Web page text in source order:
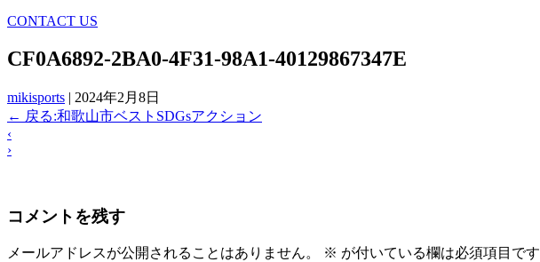
CONTACT US
CF0A6892-2BA0-4F31-98A1-40129867347E
mikisports | 2024年2月8日
← 戻る:和歌山市ベストSDGsアクション
‹
›
コメントを残す
メールアドレスが公開されることはありません。 ※ が付いている欄は必須項目です